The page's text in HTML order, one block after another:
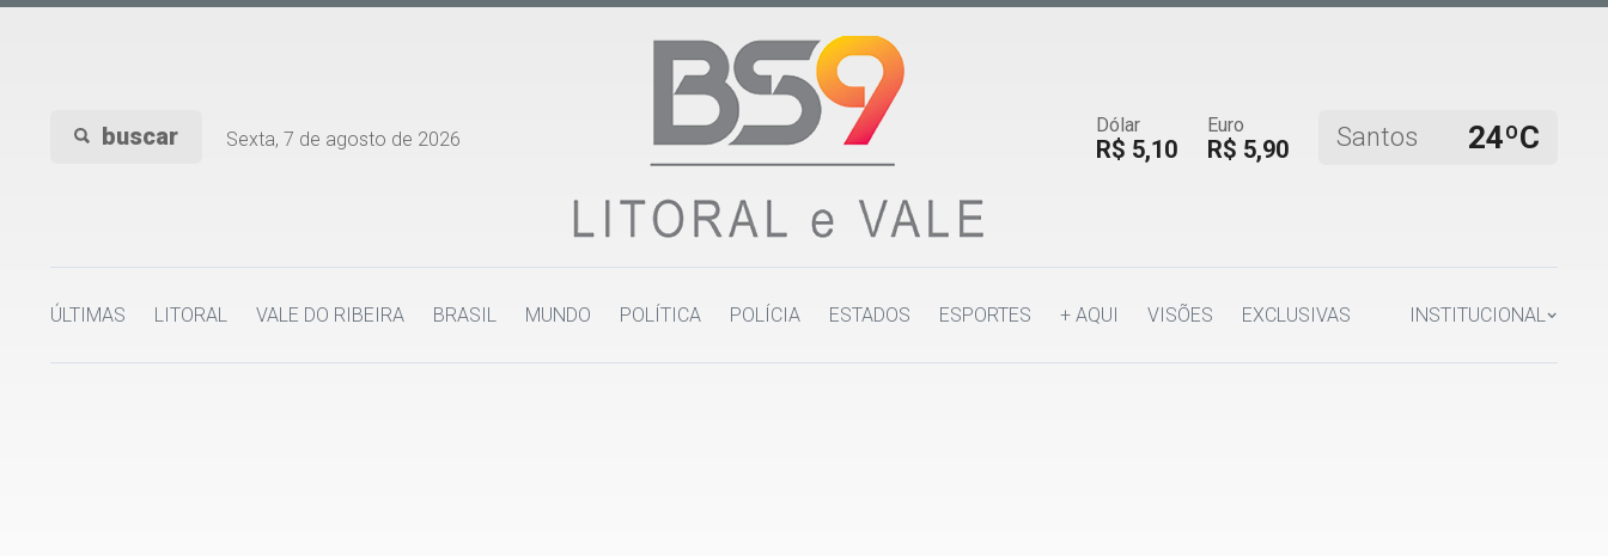
buscar Sexta, 7 de agosto de 2026
Dólar
R$ 5,10
Euro
R$ 5,90 Santos 24ºC
ÚLTIMAS LITORAL VALE DO RIBEIRA BRASIL MUNDO POLÍTICA POLÍCIA ESTADOS ESPORTES + AQUI VISÕES EXCLUSIVAS INSTITUCIONAL